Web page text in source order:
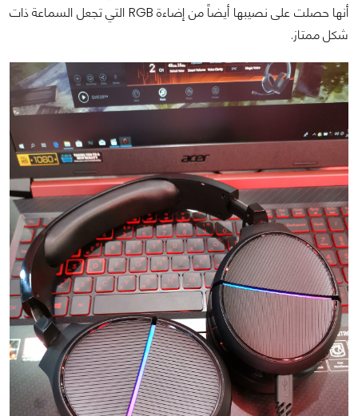
أنها حصلت على نصيبها أيضاً من إضاءة RGB التي تجعل السماعة ذات
شكل ممتاز.